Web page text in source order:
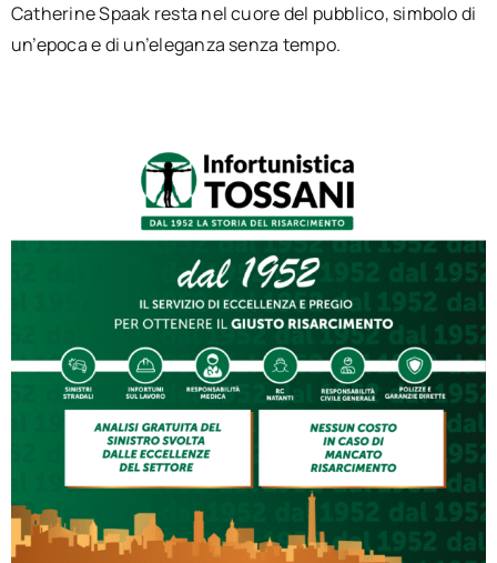
Catherine Spaak resta nel cuore del pubblico, simbolo di
un’epoca e di un’eleganza senza tempo.